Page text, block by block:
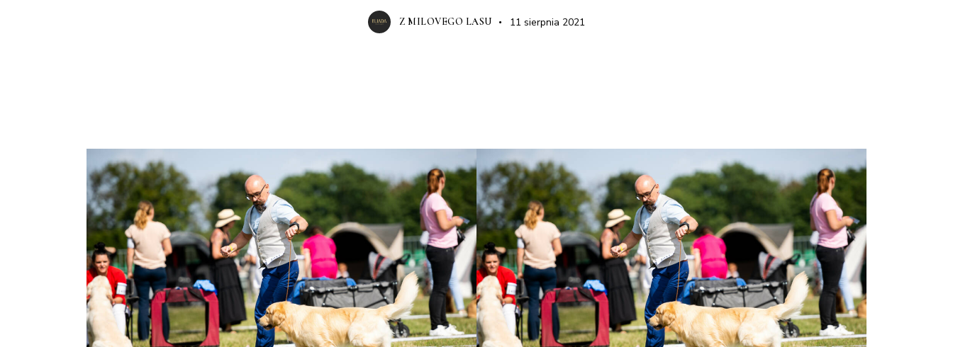
Z MILOVEGO LASU 11 sierpnia 2021